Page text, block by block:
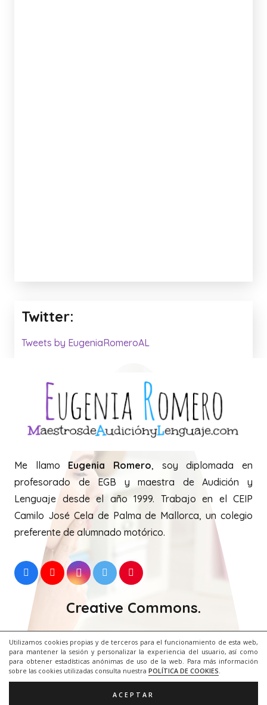
Utilizamos cookies propias y de terceros para el funcionamiento de esta web,
para mantener la sesión y personalizar la experiencia del usuario, así como
para obtener estadísticas anónimas de uso de la web. Para más información
sobre las cookies utilizadas consulta nuestra POLÍTICA DE COOKIES.
ACEPTAR
Twitter:
Tweets by EugeniaRomeroAL
Me llamo Eugenia Romero, soy diplomada en
profesorado de EGB y maestra de Audición y
Lenguaje desde el año 1999. Trabajo en el CEIP
Camilo José Cela de Palma de Mallorca, un colegio
preferente de alumnado motórico.
Creative Commons.